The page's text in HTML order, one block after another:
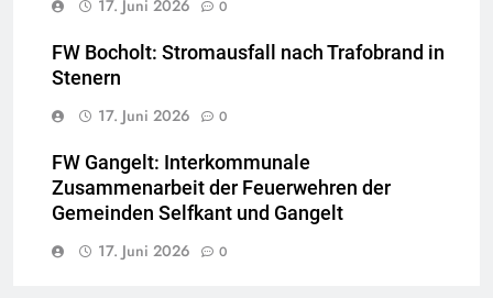
17. Juni 2026
0
FW Bocholt: Stromausfall nach Trafobrand in
Stenern
17. Juni 2026
0
FW Gangelt: Interkommunale
Zusammenarbeit der Feuerwehren der
Gemeinden Selfkant und Gangelt
17. Juni 2026
0